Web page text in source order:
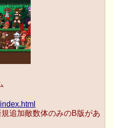
追加敵数体のみのB版があ